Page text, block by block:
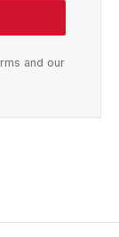
and our